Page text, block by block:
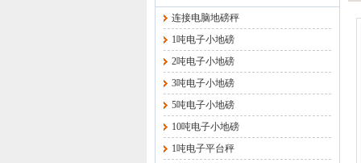
连接电脑地磅秤
1吨电子小地磅
2吨电子小地磅
3吨电子小地磅
5吨电子小地磅
10吨电子小地磅
1吨电子平台秤